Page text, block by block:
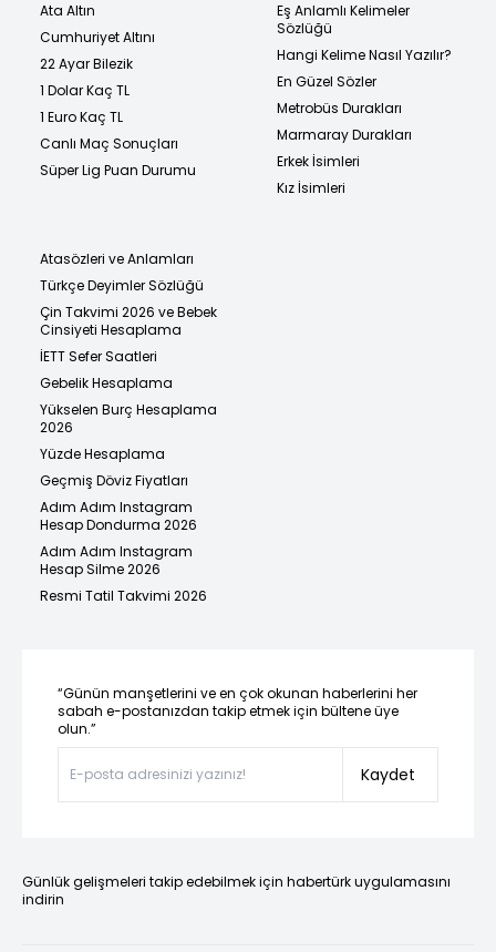
Ata Altın
Cumhuriyet Altını
22 Ayar Bilezik
1 Dolar Kaç TL
1 Euro Kaç TL
Canlı Maç Sonuçları
Süper Lig Puan Durumu
Eş Anlamlı Kelimeler
Sözlüğü
Hangi Kelime Nasıl Yazılır?
En Güzel Sözler
Metrobüs Durakları
Marmaray Durakları
Erkek İsimleri
Kız İsimleri
Atasözleri ve Anlamları
Türkçe Deyimler Sözlüğü
Çin Takvimi 2026 ve Bebek
Cinsiyeti Hesaplama
İETT Sefer Saatleri
Gebelik Hesaplama
Yükselen Burç Hesaplama
2026
Yüzde Hesaplama
Geçmiş Döviz Fiyatları
Adım Adım Instagram
Hesap Dondurma 2026
Adım Adım Instagram
Hesap Silme 2026
Resmi Tatil Takvimi 2026
“Günün manşetlerini ve en çok okunan haberlerini her
sabah e-postanızdan takip etmek için bültene üye
olun.”
Kaydet
Günlük gelişmeleri takip edebilmek için habertürk uygulamasını
indirin